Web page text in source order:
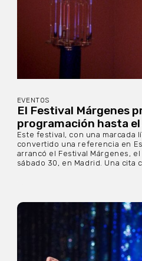
EVENTOS
El Festival Márgenes
programación hasta
Este festival, con una marcada
convertido una referencia en
arrancó el Festival Márgenes,
sábado 30, en Madrid. Una cita